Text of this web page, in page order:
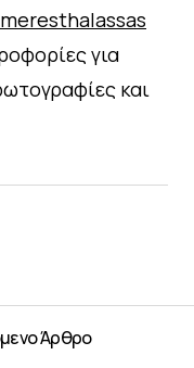
για
και
Άρθρο